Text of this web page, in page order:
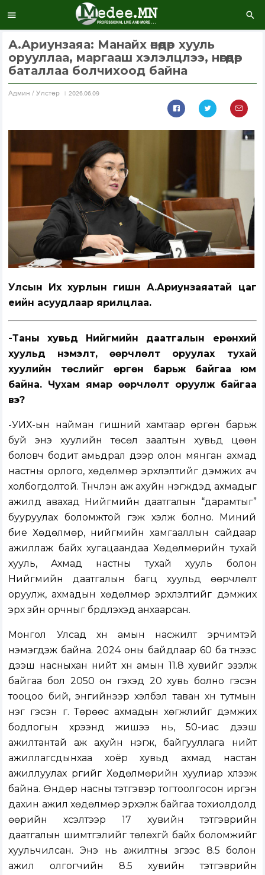
А.Ариунзаяа: Манайх өнөөдөр хууль
орууллаа, маргааш хэлэлцлээ, нөгөөдөр
баталлаа болчихоод байна
Aдмин / Улстөр 2026.06.09
Улсын Их хурлын гишүүн А.Ариунзаяатай цаг
үеийн асуудлаар ярилцлаа.
-Таны хувьд Нийгмийн даатгалын ерөнхий
хуульд нэмэлт, өөрчлөлт оруулах тухай
хуулийн төслийг өргөн барьж байгаа юм
байна. Чухам ямар өөрчлөлт оруулж байгаа
вэ?
-УИХ-ын найман гишүүний хамтаар өргөн барьж
буй энэ хуулийн төсөл заалтын хувьд цөөн
боловч бодит амьдрал дээр олон мянган ахмад
настны орлого, хөдөлмөр эрхлэлтийг дэмжих ач
холбогдолтой. Түүнчлэн аж ахуйн нэгжүүдэд ахмадыг
ажилд авахад Нийгмийн даатгалын “дарамтыг”
бууруулах боломжтой гэж хэлж болно. Миний
бие Хөдөлмөр, нийгмийн хамгааллын сайдаар
ажиллаж байх хугацаандаа Хөдөлмөрийн тухай
хууль, Ахмад настны тухай хууль болон
Нийгмийн даатгалын багц хуульд өөрчлөлт
оруулж, ахмадын хөдөлмөр эрхлэлтийг дэмжих
эрх зүйн орчныг бүрдүүлэхэд анхаарсан.
Монгол Улсад хүн амын насжилт эрчимтэй
нэмэгдэж байна. 2024 оны байдлаар 60 ба түүнээс
дээш насныхан нийт хүн амын 11.8 хувийг эзэлж
байгаа бол 2050 он гэхэд 20 хувь болно гэсэн
тооцоо бий, энгийнээр хэлбэл таван хүн тутмын
нэг гэсэн үг. Төрөөс ахмадын хөгжлийг дэмжих
бодлогын хүрээнд жишээ нь, 50-иас дээш
ажилтантай аж ахуйн нэгж, байгууллага нийт
ажиллагсдынхаа хоёр хувьд ахмад настан
ажиллуулах үүргийг Хөдөлмөрийн хуулиар хүлээж
байна. Өндөр насны тэтгэвэр тогтоолгосон иргэн
дахин ажил хөдөлмөр эрхэлж байгаа тохиолдолд
өөрийн хүсэлтээр 17 хувийн тэтгэврийн
даатгалын шимтгэлийг төлөхгүй байх боломжийг
хуульчилсан. Энэ нь ажилтны зүгээс 8.5 болон
ажил олгогчийн 8.5 хувийн тэтгэврийн